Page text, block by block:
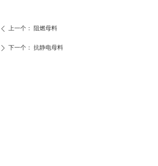
ꄴ 上一个： 阻燃母料
ꄲ 下一个： 抗静电母料